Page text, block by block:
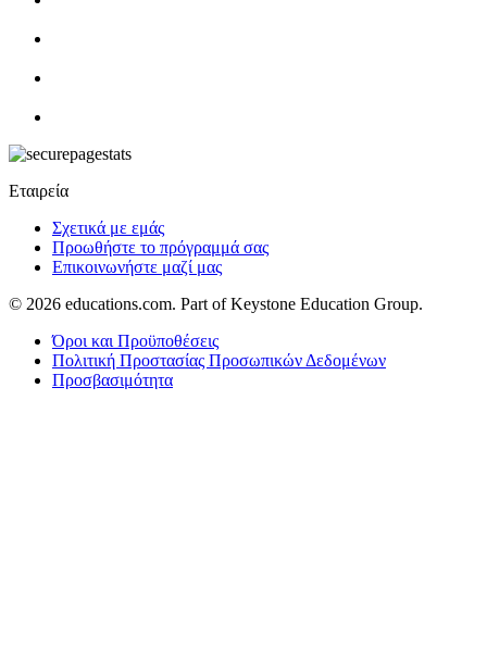
Εταιρεία
Σχετικά με εμάς
Προωθήστε το πρόγραμμά σας
Επικοινωνήστε μαζί μας
© 2026 educations.com. Part of Keystone Education Group.
Όροι και Προϋποθέσεις
Πολιτική Προστασίας Προσωπικών Δεδομένων
Προσβασιμότητα